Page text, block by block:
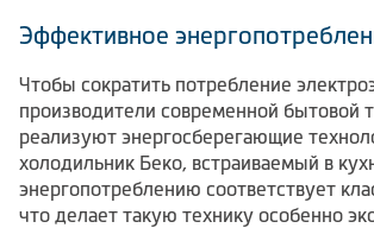
Эффективное
Чтобы сократить потребление
производители современной бытовой
реализуют энергосберегающие
холодильник Беко, встраиваемый в
энергопотреблению соответствует
что делает такую технику особенно